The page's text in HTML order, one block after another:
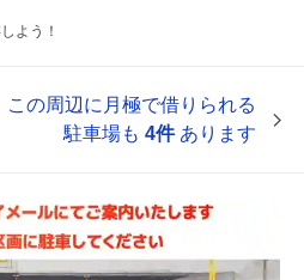
よう！
この周辺に月極で借りられる
駐車場も 4件あります